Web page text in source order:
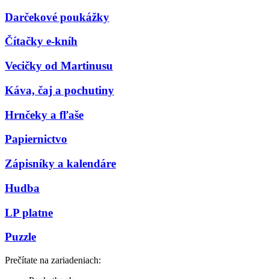
Darčekové poukážky
Čítačky e-kníh
Vecičky od Martinusu
Káva, čaj a pochutiny
Hrnčeky a fľaše
Papiernictvo
Zápisníky a kalendáre
Hudba
LP platne
Puzzle
Prečítate na zariadeniach: